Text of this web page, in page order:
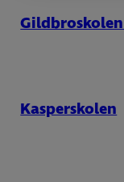
Kasperskolen